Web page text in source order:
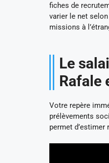
fiches de
varier le net
missions à
Le
Rafale
Votre repère
prélèvements
permet